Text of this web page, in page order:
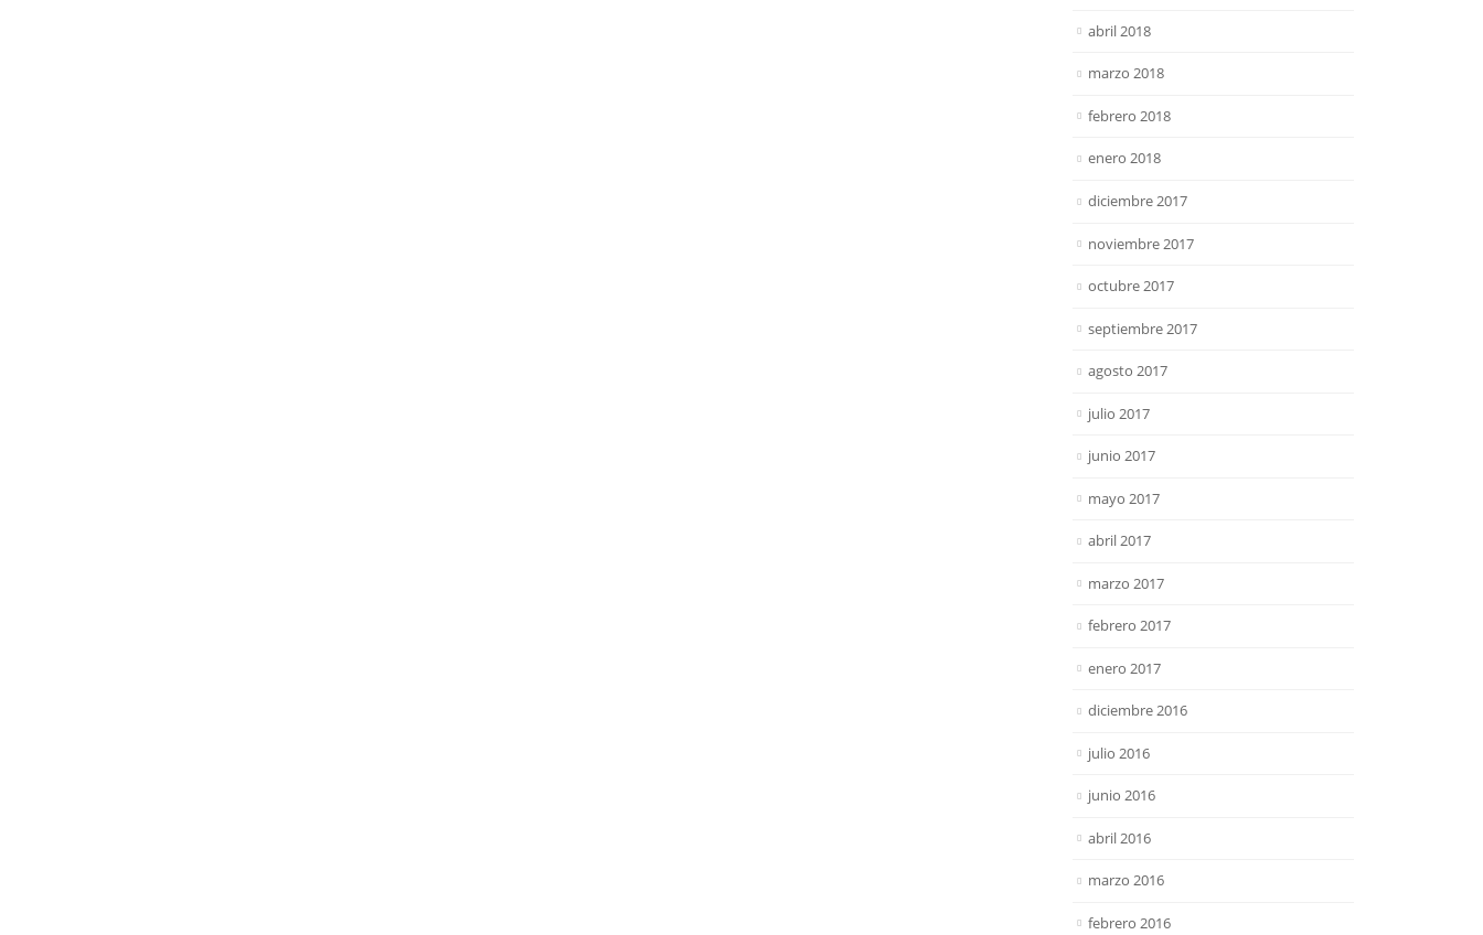
abril 2018
marzo 2018
febrero 2018
enero 2018
diciembre 2017
noviembre 2017
octubre 2017
septiembre 2017
agosto 2017
julio 2017
junio 2017
mayo 2017
abril 2017
marzo 2017
febrero 2017
enero 2017
diciembre 2016
julio 2016
junio 2016
abril 2016
marzo 2016
febrero 2016